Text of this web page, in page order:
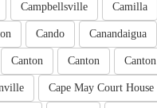
Camilla
Campbellsville
Canandaigua
Cando
Canton
Canton
Canton
Cape May Court House